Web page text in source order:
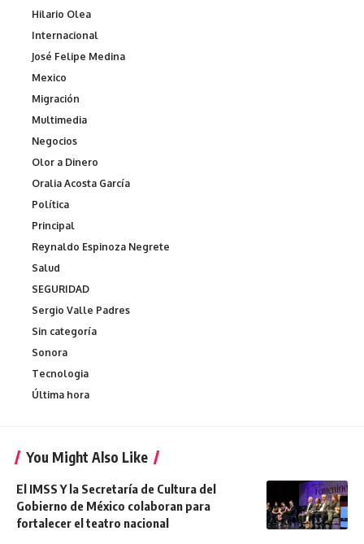
Hilario Olea
Internacional
José Felipe Medina
Mexico
Migración
Multimedia
Negocios
Olor a Dinero
Oralia Acosta García
Política
Principal
Reynaldo Espinoza Negrete
Salud
SEGURIDAD
Sergio Valle Padres
Sin categoría
Sonora
Tecnologia
Última hora
You Might Also Like
El IMSS Y la Secretaría de Cultura del
Gobierno de México colaboran para
fortalecer el teatro nacional